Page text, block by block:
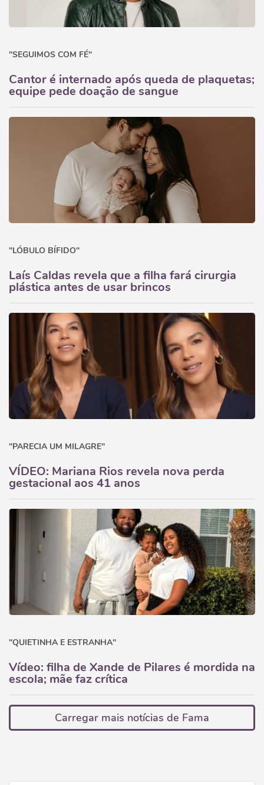
"SEGUIMOS COM FÉ"
Cantor é internado após queda de plaquetas;
equipe pede doação de sangue
"LÓBULO BÍFIDO"
Laís Caldas revela que a filha fará cirurgia
plástica antes de usar brincos
"PARECIA UM MILAGRE"
VÍDEO: Mariana Rios revela nova perda
gestacional aos 41 anos
"QUIETINHA E ESTRANHA"
Vídeo: filha de Xande de Pilares é mordida na
escola; mãe faz crítica
Carregar mais notícias de Fama